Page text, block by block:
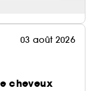
03 août 2026
cheveux